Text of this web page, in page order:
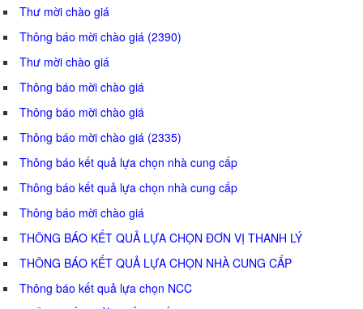
Thư mời chào giá
Thông báo mời chào giá (2390)
Thư mời chào giá
Thông báo mời chào giá
Thông báo mời chào giá
Thông báo mời chào giá (2335)
Thông báo kết quả lựa chọn nhà cung cấp
Thông báo kết quả lựa chọn nhà cung cấp
Thông báo mời chào giá
THÔNG BÁO KẾT QUẢ LỰA CHỌN ĐƠN VỊ THANH LÝ
THÔNG BÁO KẾT QUẢ LỰA CHỌN NHÀ CUNG CẤP
Thông báo kết quả lựa chọn NCC